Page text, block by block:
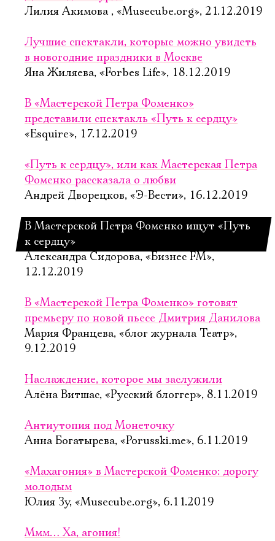
Лилия Акимова , «Musecube.org», 21.12.2019
Лучшие спектакли, которые можно увидеть
в новогодние праздники в Москве
Яна Жиляева, «Forbes Life», 18.12.2019
В «Мастерской Петра Фоменко»
представили спектакль «Путь к сердцу»
«Esquire», 17.12.2019
«Путь к сердцу», или как Мастерская Петра
Фоменко рассказала о любви
Андрей Дворецков, «Э-Вести», 16.12.2019
В Мастерской Петра Фоменко ищут «Путь
к сердцу»
Александра Сидорова, «Бизнес FM»,
12.12.2019
В «Мастерской Петра Фоменко» готовят
премьеру по новой пьесе Дмитрия Данилова
Мария Францева, «блог журнала Театр»,
9.12.2019
Наслаждение, которое мы заслужили
Алёна Витшас, «Русский блоггер», 8.11.2019
Антиутопия под Монеточку
Анна Богатырева, «Porusski.me», 6.11.2019
«Махагония» в Мастерской Фоменко: дорогу
молодым
Юлия Зу, «Musecube.org», 6.11.2019
Ммм… Ха, агония!
Имя